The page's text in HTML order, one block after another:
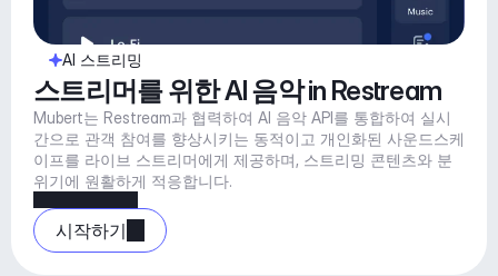
AI 스트리밍
스트리머를 위한 AI 음악 in Restream
Mubert는 Restream과 협력하여 AI 음악 API를 통합하여 실시
간으로 관객 참여를 향상시키는 동적이고 개인화된 사운드스케
이프를 라이브 스트리머에게 제공하며, 스트리밍 콘텐츠와 분
위기에 원활하게 적응합니다.
시작하기